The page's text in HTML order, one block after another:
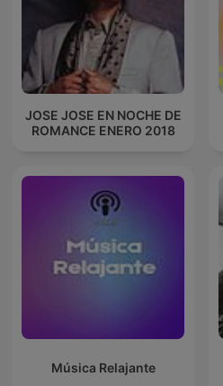
JOSE JOSE EN NOCHE DE
ROMANCE ENERO 2018
Música Relajante